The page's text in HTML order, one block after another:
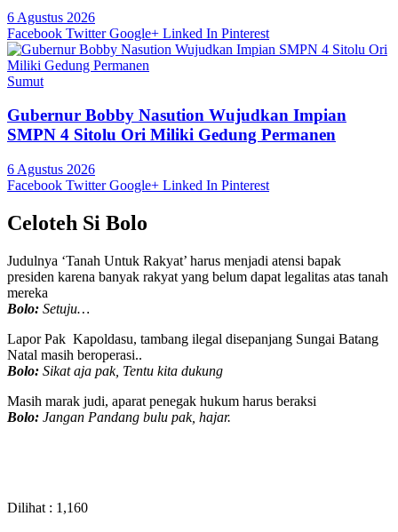
6 Agustus 2026
Facebook Twitter Google+ Linked In Pinterest
Sumut
Gubernur Bobby Nasution Wujudkan Impian
SMPN 4 Sitolu Ori Miliki Gedung Permanen
6 Agustus 2026
Facebook Twitter Google+ Linked In Pinterest
Celoteh Si Bolo
Judulnya ‘Tanah Untuk Rakyat’ harus menjadi atensi bapak
presiden karena banyak rakyat yang belum dapat legalitas atas tanah
mereka
Bolo: Setuju…
Lapor Pak Kapoldasu, tambang ilegal disepanjang Sungai Batang
Natal masih beroperasi..
Bolo: Sikat aja pak, Tentu kita dukung
Masih marak judi, aparat penegak hukum harus beraksi
Bolo: Jangan Pandang bulu pak, hajar.
Dilihat : 1,160